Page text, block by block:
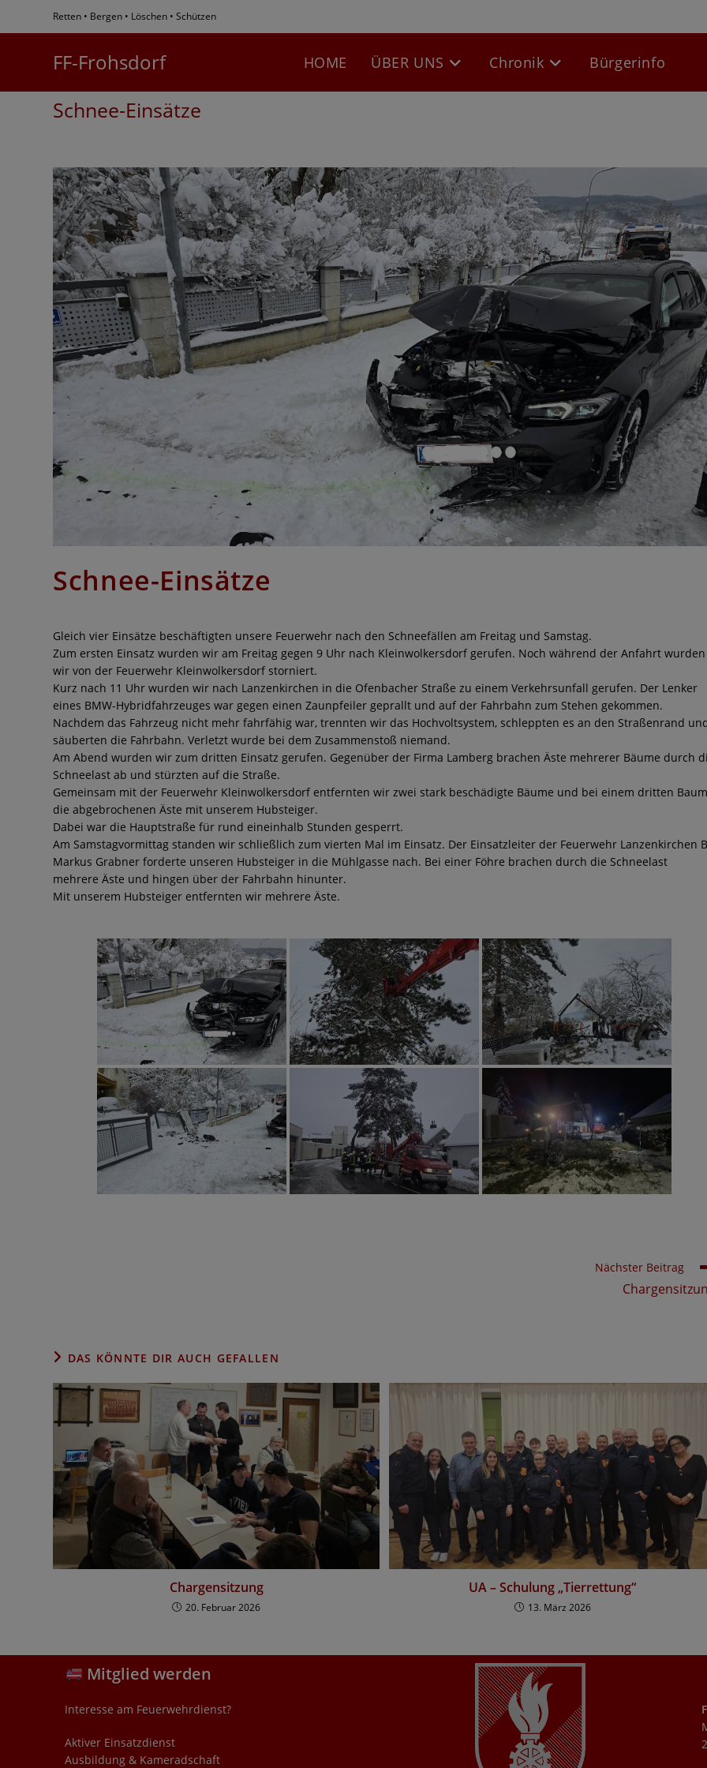
Retten • Bergen • Löschen • Schützen
FF-Frohsdorf HOME ÜBER UNS Chronik Bürgerinfo
Suche
umschalten
Schnee-Einsätze
Schnee-Einsätze
Gleich vier Einsätze beschäftigten unsere Feuerwehr nach den Schneefällen am Freitag und Samstag.
Zum ersten Einsatz wurden wir am Freitag gegen 9 Uhr nach Kleinwolkersdorf gerufen. Noch während der Anfahrt wurden
wir von der Feuerwehr Kleinwolkersdorf storniert.
Kurz nach 11 Uhr wurden wir nach Lanzenkirchen in die Ofenbacher Straße zu einem Verkehrsunfall gerufen. Der Lenker
eines BMW-Hybridfahrzeuges war gegen einen Zaunpfeiler geprallt und auf der Fahrbahn zum Stehen gekommen.
Nachdem das Fahrzeug nicht mehr fahrfähig war, trennten wir das Hochvoltsystem, schleppten es an den Straßenrand
säuberten die Fahrbahn. Verletzt wurde bei dem Zusammenstoß niemand.
Am Abend wurden wir zum dritten Einsatz gerufen. Gegenüber der Firma Lamberg brachen Äste mehrerer Bäume durch
Schneelast ab und stürzten auf die Straße.
Gemeinsam mit der Feuerwehr Kleinwolkersdorf entfernten wir zwei stark beschädigte Bäume und bei einem dritten
die abgebrochenen Äste mit unserem Hubsteiger.
Dabei war die Hauptstraße für rund eineinhalb Stunden gesperrt.
Am Samstagvormittag standen wir schließlich zum vierten Mal im Einsatz. Der Einsatzleiter der Feuerwehr Lanzenkirchen
Markus Grabner forderte unseren Hubsteiger in die Mühlgasse nach. Bei einer Föhre brachen durch die Schneelast
mehrere Äste und hingen über der Fahrbahn hinunter.
Mit unserem Hubsteiger entfernten wir mehrere Äste.
Nächster Beitrag
DAS KÖNNTE DIR AUCH GEFALLEN
Chargensitzung
20. Februar 2026
UA – Schulung „Tierrettung“
13. März 2026
Mitglied werden
Interesse am Feuerwehrdienst?
Aktiver Einsatzdienst
Ausbildung & Kameradschaft